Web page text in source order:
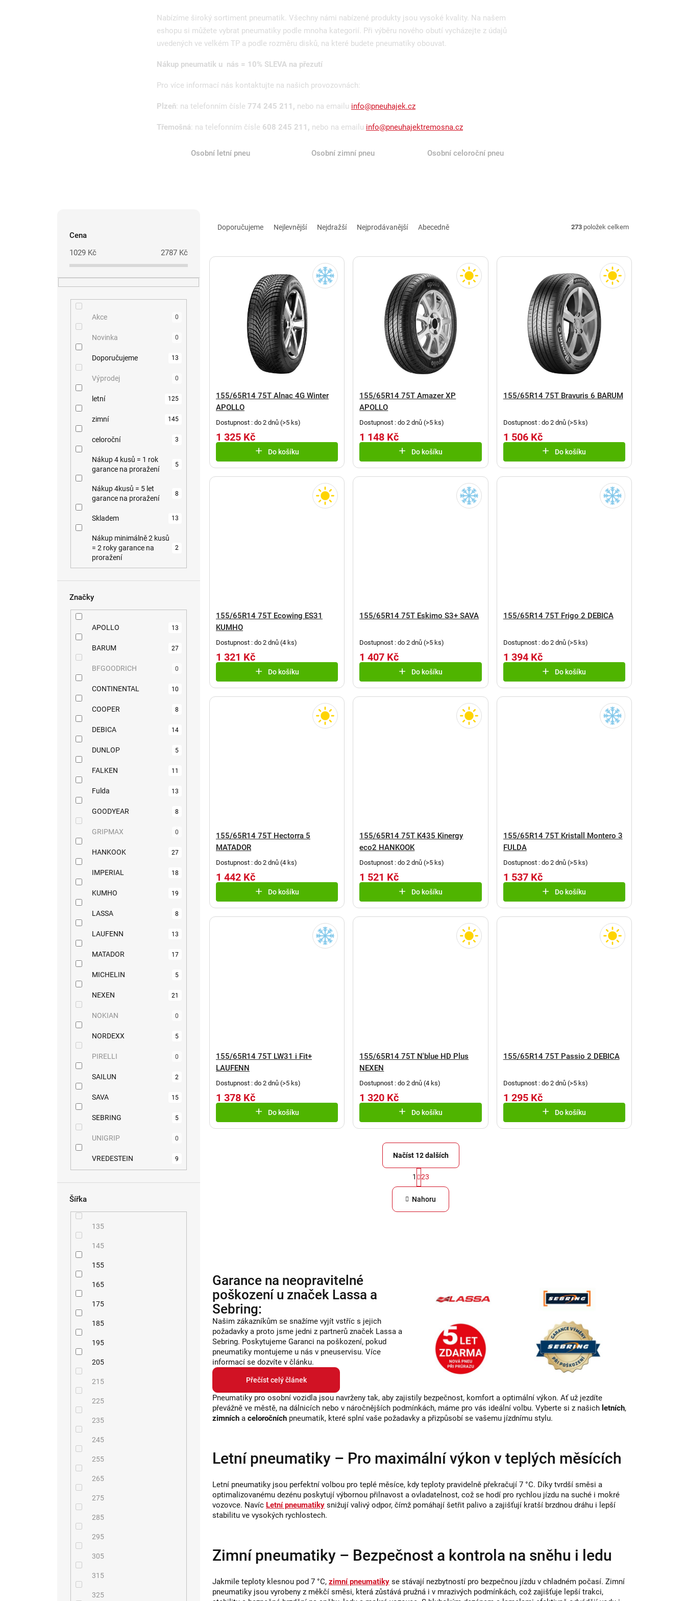
Nabízíme široký sortiment pneumatik. Všechny námi nabízené produkty jsou vysoké kvality. Na našem
eshopu si můžete vybrat pneumatiky podle mnoha kategorií. Při výběru nového obutí vycházejte z údajů
uvedených ve velkém TP a podle rozměru disků, na které budete pneumatiky obouvat.
Nákup pneumatik u nás = 10% SLEVA na přezutí
Pro více informací nás kontaktujte na našich provozovnách:
Plzeň: na telefonním čísle 774 245 211, nebo na emailu info@pneuhajek.cz
Třemošná: na telefonním čísle 608 245 211, nebo na emailu info@pneuhajektremosna.cz
Osobní letní pneu Osobní zimní pneu Osobní celoroční pneu
r
Cena
1029 Kč 2787 Kč
Akce 0
Novinka 0
Doporučujeme 13
Výprodej 0
letní 125
zimní 145
celoroční 3
Nákup 4 kusů = 1 rok
garance na proražení
5
Nákup 4kusů = 5 let
garance na proražení
8
Skladem 13
Nákup minimálně 2 kusů
= 2 roky garance na
proražení
2
Značky
APOLLO 13
BARUM 27
BFGOODRICH 0
CONTINENTAL 10
COOPER 8
DEBICA 14
DUNLOP 5
FALKEN 11
Fulda 13
GOODYEAR 8
GRIPMAX 0
HANKOOK 27
IMPERIAL 18
KUMHO 19
LASSA 8
LAUFENN 13
MATADOR 17
MICHELIN 5
NEXEN 21
NOKIAN 0
NORDEXX 5
PIRELLI 0
SAILUN 2
SAVA 15
SEBRING 5
UNIGRIP 0
VREDESTEIN 9
Šířka
135
145
155
165
175
185
195
205
215
225
235
245
255
265
275
285
295
305
315
325
a
k
t
ů
Doporučujeme Nejlevnější Nejdražší Nejprodávanější Abecedně 273 položek celkem
V
d
u
k
t
ů
155/65R14 75T Alnac 4G Winter
APOLLO
Dostupnost : do 2 dnů (>5 ks)
1 325 Kč
Do košíku
155/65R14 75T Amazer XP
APOLLO
Dostupnost : do 2 dnů(>5 ks)
1 148 Kč
Do košíku
155/65R14 75T Bravuris 6 BARUM
Dostupnost : do 2 dnů (>5 ks)
1 506 Kč
Do košíku
155/65R14 75T Ecowing ES31
KUMHO
Dostupnost : do 2 dnů (4 ks)
1 321 Kč
Do košíku
155/65R14 75T Eskimo S3+ SAVA
Dostupnost : do 2 dnů(>5 ks)
1 407 Kč
Do košíku
155/65R14 75T Frigo 2 DEBICA
Dostupnost : do 2 dnů (>5 ks)
1 394 Kč
Do košíku
155/65R14 75T Hectorra 5
MATADOR
Dostupnost : do 2 dnů (4 ks)
1 442 Kč
Do košíku
155/65R14 75T K435 Kinergy
eco2 HANKOOK
Dostupnost : do 2 dnů(>5 ks)
1 521 Kč
Do košíku
155/65R14 75T Kristall Montero 3
FULDA
Dostupnost : do 2 dnů (>5 ks)
1 537 Kč
Do košíku
155/65R14 75T LW31 i Fit+
LAUFENN
Dostupnost : do 2 dnů (>5 ks)
1 378 Kč
Do košíku
155/65R14 75T N'blue HD Plus
NEXEN
Dostupnost : do 2 dnů(4 ks)
1 320 Kč
Do košíku
155/65R14 75T Passio 2 DEBICA
Dostupnost : do 2 dnů (>5 ks)
1 295 Kč
Do košíku
O
v
l
p
i
Načíst 12 dalších
S
t
r
á
1 23
Nahoru
Garance na neopravitelné
poškození u značek Lassa a
Sebring:
Našim zákazníkům se snažíme vyjít vstříc s jejich
požadavky a proto jsme jedni z partnerů značek Lassa a
Sebring. Poskytujeme Garanci na poškození, pokud
pneumatiky montujeme u nás v pneuservisu. Více
informací se dozvíte v článku.
Přečíst celý článek
Pneumatiky pro osobní vozidla jsou navrženy tak, aby zajistily bezpečnost, komfort a optimální výkon. Ať už jezdíte
převážně ve městě, na dálnicích nebo v náročnějších podmínkách, máme pro vás ideální volbu. Vyberte si z našich letních,
zimních a celoročních pneumatik, které splní vaše požadavky a přizpůsobí se vašemu jízdnímu stylu.
Letní pneumatiky – Pro maximální výkon v teplých měsících
Letní pneumatiky jsou perfektní volbou pro teplé měsíce, kdy teploty pravidelně překračují 7 °C. Díky tvrdší směsi a
optimalizovanému dezénu poskytují výbornou přilnavost a ovladatelnost, což se hodí pro rychlou jízdu na suché i mokré
vozovce. Navíc Letní pneumatiky snižují valivý odpor, čímž pomáhají šetřit palivo a zajišťují kratší brzdnou dráhu i lepší
stabilitu ve vysokých rychlostech.
Zimní pneumatiky – Bezpečnost a kontrola na sněhu i ledu
Jakmile teploty klesnou pod 7 °C, zimní pneumatiky se stávají nezbytností pro bezpečnou jízdu v chladném počasí. Zimní
pneumatiky jsou vyrobeny z měkčí směsi, která zůstává pružná i v mrazivých podmínkách, což zajišťuje lepší trakci,